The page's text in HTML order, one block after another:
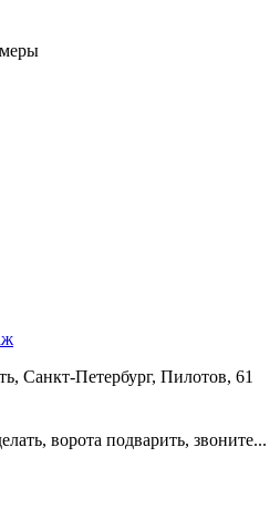
Санкт-Петербург, Пилотов, 61
ворота подварить, звоните...